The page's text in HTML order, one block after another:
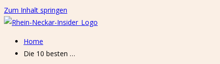
Zum Inhalt springen
Home
Die 10 besten …